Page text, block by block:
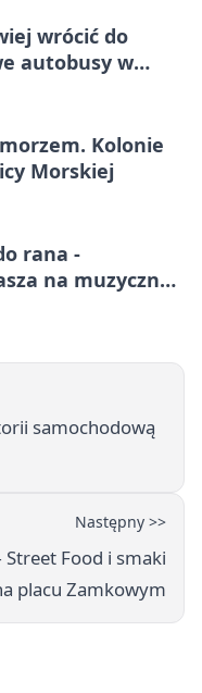
wrócić do
autobusy w
Kolonie
Morskiej
rana -
na muzyczną
samochodową
Następny >>
Food i smaki
placu Zamkowym